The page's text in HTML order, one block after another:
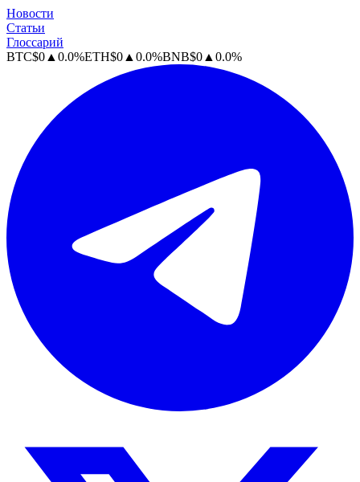
Новости
Статьи
Глоссарий
BTC$0 ▲ 0.0%ETH$0 ▲ 0.0%BNB$0 ▲ 0.0%